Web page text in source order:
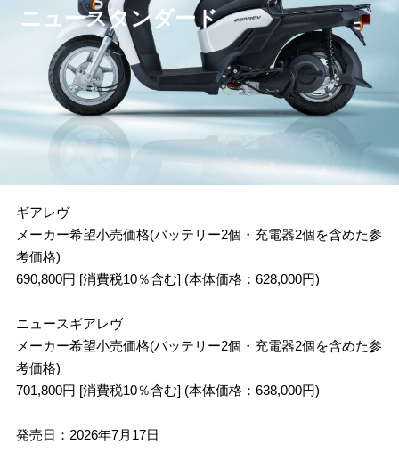
価格・仕様
アクセサリー＆ギア
ニュースタンダード
ギアレヴ
メーカー希望小売価格(バッテリー2個・充電器2個を含めた参
考価格)
690,800円 [消費税10％含む] (本体価格：628,000円)
ニュースギアレヴ
メーカー希望小売価格(バッテリー2個・充電器2個を含めた参
考価格)
701,800円 [消費税10％含む] (本体価格：638,000円)
発売日：2026年7月17日